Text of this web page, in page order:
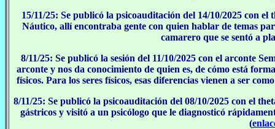
15/11/25: Se publicó la psicoauditación del 14/10/2025 con
Náutico, allí encontraba gente con quien hablar de temas
camarero que se sentó a
8/11/25: Se publicó la sesión del 11/10/2025 con el arconte
arconte y nos da conocimiento de quien es, de cómo está
físicos. Para los seres físicos, esas diferencias vienen a ser
8/11/25: Se publicó la psicoauditación del 08/10/2025 con el
gástricos y visitó a un psicólogo que le diagnosticó
(